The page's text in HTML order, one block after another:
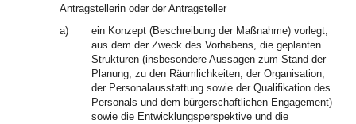
Antragstellerin oder der Antragsteller
a)
ein Konzept (Beschreibung der Maßnahme) vorlegt,
aus dem der Zweck des Vorhabens, die geplanten
Strukturen (insbesondere Aussagen zum Stand der
Planung, zu den Räumlichkeiten, der Organisation,
der Personalausstattung sowie der Qualifikation des
Personals und dem bürgerschaftlichen Engagement)
sowie die Entwicklungsperspektive und die